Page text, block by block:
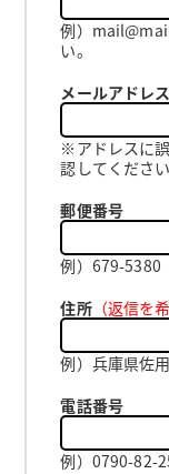
例）
い。
メールアドレ
※アドレスに
認してください
郵便番号
例）679-5380
住所（返信を
例）兵庫県佐
電話番号
例）0790-82-